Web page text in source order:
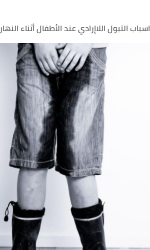
اسباب التبول اللاإرادي عند الأطفال أثناء النهار